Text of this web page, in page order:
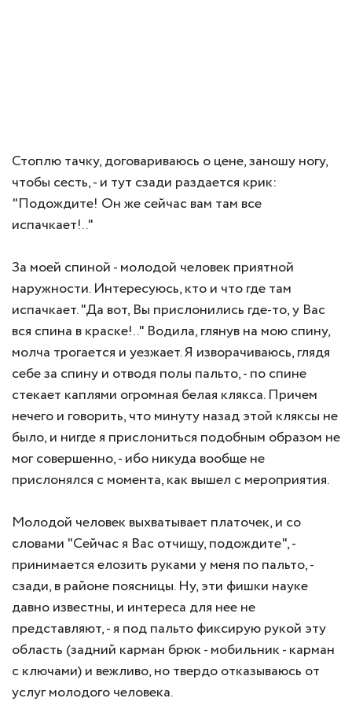
Стоплю тачку, договариваюсь о цене, заношу ногу,
чтобы сесть, - и тут сзади раздается крик:
"Подождите! Он же сейчас вам там все
испачкает!.."
За моей спиной - молодой человек приятной
наружности. Интересуюсь, кто и что где там
испачкает. "Да вот, Вы прислонились где-то, у Вас
вся спина в краске!.." Водила, глянув на мою спину,
молча трогается и уезжает. Я изворачиваюсь, глядя
себе за спину и отводя полы пальто, - по спине
стекает каплями огромная белая клякса. Причем
нечего и говорить, что минуту назад этой кляксы не
было, и нигде я прислониться подобным образом не
мог совершенно, - ибо никуда вообще не
прислонялся с момента, как вышел с мероприятия.
Молодой человек выхватывает платочек, и со
словами "Сейчас я Вас отчищу, подождите", -
принимается елозить руками у меня по пальто, -
сзади, в районе поясницы. Ну, эти фишки науке
давно известны, и интереса для нее не
представляют, - я под пальто фиксирую рукой эту
область (задний карман брюк - мобильник - карман
с ключами) и вежливо, но твердо отказываюсь от
услуг молодого человека.